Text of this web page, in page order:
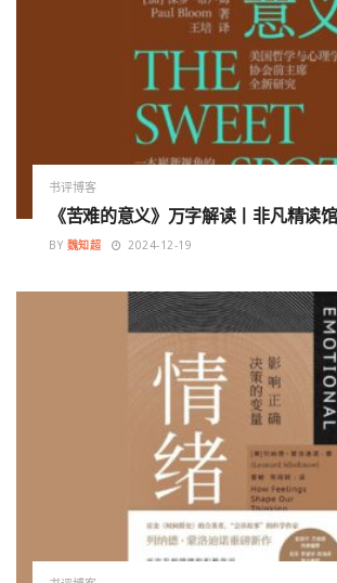
书评博客
《苦难的意义》万字解读丨非凡精读
BY 魏知超 2024-12-19